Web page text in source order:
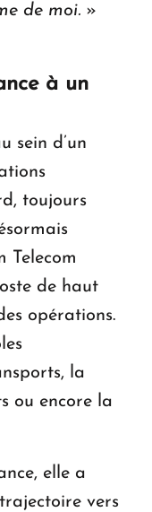
de moi. »
à un
sein d’un
toujours
Telecom
de haut
opérations.
la
ou encore la
elle a
vers